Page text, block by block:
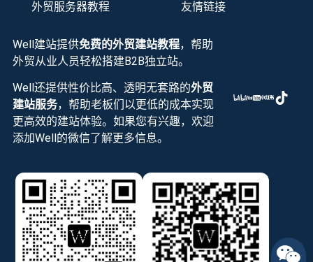
外贸服务器教程
友情链接
Well建站提供免费的外贸建站教程，帮助
外贸从业人员轻松搭建B2B独立站。
Well还提供性价比高、透明无套路的外贸
建站服务，帮助老板们以更低的成本实现
更高效的建站体验。如果您有兴趣，欢迎
添加Well的微信了解更多信息。